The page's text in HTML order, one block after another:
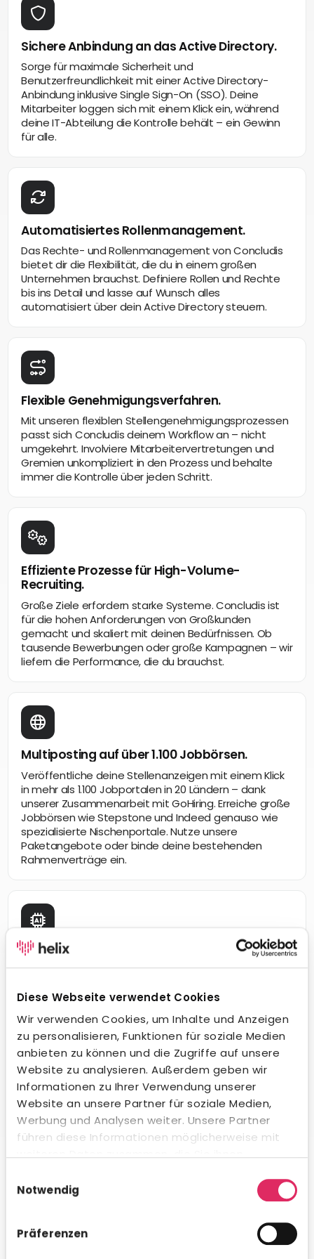
Diese Webseite verwendet Cookies
Wir verwenden Cookies, um Inhalte und Anzeigen
zu personalisieren, Funktionen für soziale Medien
anbieten zu können und die Zugriffe auf unsere
Website zu analysieren. Außerdem geben wir
Informationen zu Ihrer Verwendung unserer
Website an unsere Partner für soziale Medien,
Werbung und Analysen weiter. Unsere Partner
führen diese Informationen möglicherweise mit
weiteren Daten zusammen, die Sie ihnen
Nutzung der Dienste gesammelt haben.
Notwendig
Präferenzen
Sichere Anbindung an das Active Directory.
Sorge für maximale Sicherheit und
Benutzerfreundlichkeit mit einer Active Directory-
Anbindung inklusive Single Sign-On (SSO). Deine
Mitarbeiter loggen sich mit einem Klick ein, während
deine IT-Abteilung die Kontrolle behält – ein Gewinn
für alle.
Automatisiertes Rollenmanagement.
Das Rechte- und Rollenmanagement von Concludis
bietet dir die Flexibilität, die du in einem großen
Unternehmen brauchst. Definiere Rollen und Rechte
bis ins Detail und lasse auf Wunsch alles
automatisiert über dein Active Directory steuern.
Flexible Genehmigungsverfahren.
Mit unseren flexiblen Stellengenehmigungsprozessen
passt sich Concludis deinem Workflow an – nicht
umgekehrt. Involviere Mitarbeitervertretungen und
Gremien unkompliziert in den Prozess und behalte
immer die Kontrolle über jeden Schritt.
Effiziente Prozesse für High-Volume-
Recruiting.
Große Ziele erfordern starke Systeme. Concludis ist
für die hohen Anforderungen von Großkunden
gemacht und skaliert mit deinen Bedürfnissen. Ob
tausende Bewerbungen oder große Kampagnen – wir
liefern die Performance, die du brauchst.
Multiposting auf über 1.100 Jobbörsen.
Veröffentliche deine Stellenanzeigen mit einem Klick
in mehr als 1.100 Jobportalen in 20 Ländern – dank
unserer Zusammenarbeit mit GoHiring. Erreiche große
Jobbörsen wie Stepstone und Indeed genauso wie
spezialisierte Nischenportale. Nutze unsere
Paketangebote oder binde deine bestehenden
Rahmenverträge ein.
Wegweisende KI-Integration.
Posts und in der Kommunikation mit Bewerbern – in
jeder Sprache und jedem Ton. Natürlich
datenschutzkonform und innerhalb gesetzlicher
Vorgaben. Auch beim Kandidaten-Matching
profitierst du von intelligenter Unterstützung.
Auswertungen direkt in Concludis – oder integriere die
Daten via API in deine bestehenden BI-Tools für
genau dann verfügbar, wenn du es brauchst.